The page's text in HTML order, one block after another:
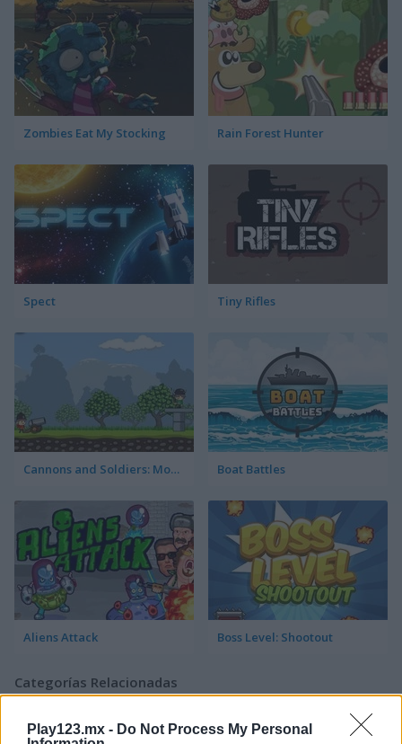
Play123.mx - Do Not Process My Personal
Zombies Eat My Stocking Rain Forest Hunter
Spect Tiny Rifles
Cannons and Soldiers: Mountain Offense Boat Battles
Aliens Attack Boss Level: Shootout
Categorías Relacionadas
juegos de aviones